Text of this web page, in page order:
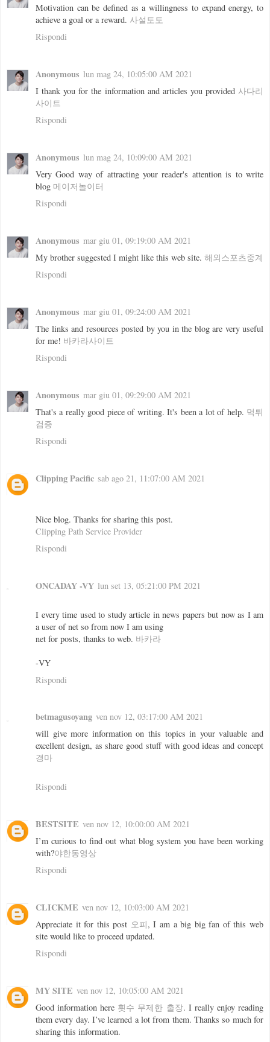
Motivation can be defined as a willingness to expand energy, to
achieve a goal or a reward. 사설토토
Rispondi
Anonymous lun mag 24, 10:05:00 AM 2021
I thank you for the information and articles you provided 사다리
사이트
Rispondi
Anonymous lun mag 24, 10:09:00 AM 2021
Very Good way of attracting your reader's attention is to write
blog 메이저놀이터
Rispondi
Anonymous mar giu 01, 09:19:00 AM 2021
My brother suggested I might like this web site. 해외스포츠중계
Rispondi
Anonymous mar giu 01, 09:24:00 AM 2021
The links and resources posted by you in the blog are very useful
for me! 바카라사이트
Rispondi
Anonymous mar giu 01, 09:29:00 AM 2021
That's a really good piece of writing. It's been a lot of help. 먹튀
검증
Rispondi
Clipping Pacific sab ago 21, 11:07:00 AM 2021
Nice blog. Thanks for sharing this post.
Clipping Path Service Provider
Rispondi
ONCADAY -VY lun set 13, 05:21:00 PM 2021
I every time used to study article in news papers but now as I am
a user of net so from now I am using
net for posts, thanks to web. 바카라
-VY
Rispondi
betmagusoyang ven nov 12, 03:17:00 AM 2021
will give more information on this topics in your valuable and
excellent design, as share good stuff with good ideas and concept
경마
Rispondi
BESTSITE ven nov 12, 10:00:00 AM 2021
I’m curious to find out what blog system you have been working
with?야한동영상
Rispondi
CLICKME ven nov 12, 10:03:00 AM 2021
Appreciate it for this post 오피, I am a big big fan of this web
site would like to proceed updated.
Rispondi
MY SITE ven nov 12, 10:05:00 AM 2021
Good information here 횟수 무제한 출장. I really enjoy reading
them every day. I’ve learned a lot from them. Thanks so much for
sharing this information.